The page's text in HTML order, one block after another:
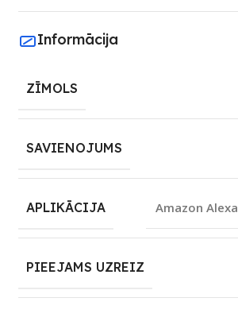
Informācija
ZĪMOLS
SAVIENOJUMS
APLIKĀCIJA Amazon Alexa
PIEEJAMS UZREIZ